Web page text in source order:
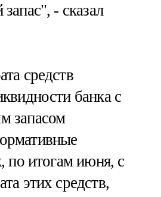
- сказал
средств
банка с
запасом
по итогам июня, с
этих средств,